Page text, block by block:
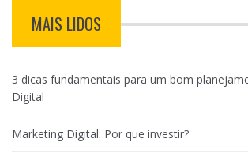
MAIS LIDOS
3 dicas fundamentais para um bom
Digital
Marketing Digital: Por que investir?